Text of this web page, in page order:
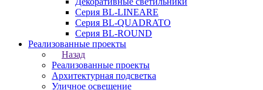
Серия BL-LINEARE
Серия BL-QUADRATO
Серия BL-ROUND
Реализованные проекты
Назад
Реализованные проекты
Архитектурная подсветка
Уличное освещение